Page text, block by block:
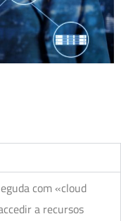
com «cloud
a recursos